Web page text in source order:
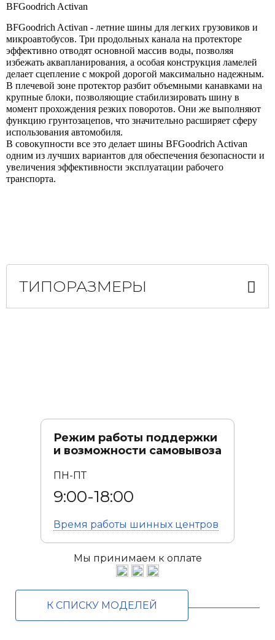
BFGoodrich Activan
BFGoodrich Activan - летние шины для легких грузовиков и
микроавтобусов. Три продольных канала на протекторе
эффективно отводят основной массив воды, позволяя
избежать аквапланирования, а особая конструкция ламелей
делает сцепление с мокрой дорогой максимально надежным.
В плечевой зоне протектор разбит объемными канавками на
крупные блоки, позволяющие стабилизировать шину в
момент прохождения резких поворотов. Они же выполняют
функцию грунтозацепов, что значительно расширяет сферу
использования автомобиля.
В совокупности все это делает шины BFGoodrich Activan
одним из лучших вариантов для обеспечения безопасности и
увеличения эффективности эксплуатации рабочего
транспорта.
ТИПОРАЗМЕРЫ
Режим работы поддержки
и возможности самовывоза
ПН-ПТ
9:00-18:00
Время работы шинных центров
Мы принимаем к оплате
К СПИСКУ МОДЕЛЕЙ